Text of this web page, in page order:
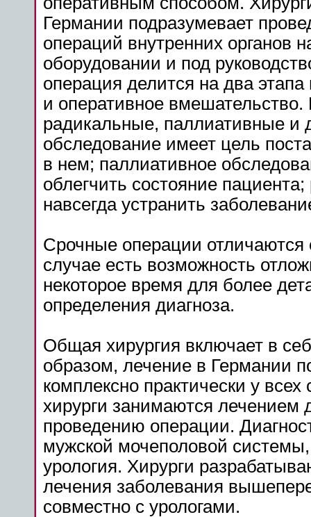
Германии подразумевает
операций внутренних органов
оборудовании и под
операция делится на два этапа
и оперативное
радикальные, паллиативные и
обследование имеет цель
в нем; паллиативное
облегчить состояние
навсегда устранить
Срочные операции отличаются
случае есть возможность
некоторое время для более
определения диагноза.
Общая хирургия включает в
образом, лечение в Германии
комплексно практически у
хирурги занимаются лечением
проведению операции.
мужской мочеполовой
урология. Хирурги
лечения заболевания
совместно с урологами.